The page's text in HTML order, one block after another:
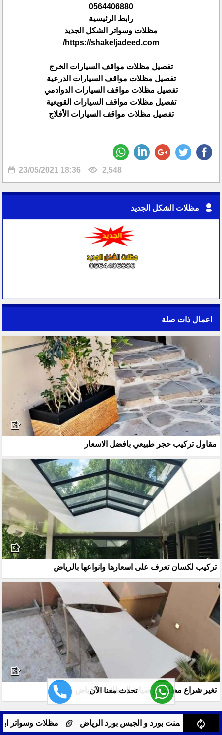
تحدث معنا الآن
الرياض مظلات وسواتر ابها برجولات ومظلات سيارات ابها
0564406880
رابط الرئيسية
مظلات وسواتر الشكل الجديد
https://shakeljadeed.com/
تفصيل مظلات مواقف السيارات الخرج
تفصيل مظلات مواقف السيارات الدرعية
تفصيل مظلات مواقف السيارات الدوادمي
تفصيل مظلات مواقف السيارات القويعية
تفصيل مظلات مواقف السيارات الأفلاج
23/05/2021 18:36 2,548
مظلات الشكل الجديد
اعمال ذات صلة
مقاول تركيب حجر طبيعي بافضل الاسعار
تركيب لكسان تعرف على اسعارها وانواعها بالرياض
تغير شراع مظلات و صيانة المظلات بالرياض
مصنع ساندوتش بانل